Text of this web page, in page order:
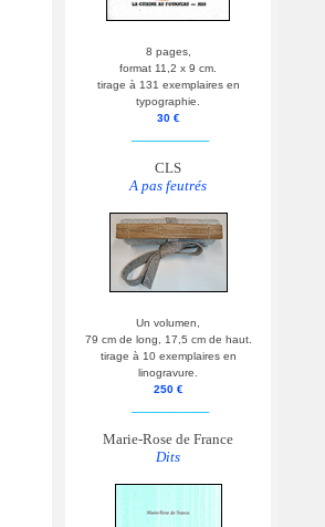
8 pages,
format 11,2 x 9 cm.
tirage à 131 exemplaires en
typographie.
30 €
CLS
A pas feutrés
Un volumen,
79 cm de long, 17,5 cm de haut.
tirage à 10 exemplaires en
linogravure.
250 €
Marie-Rose de France
Dits